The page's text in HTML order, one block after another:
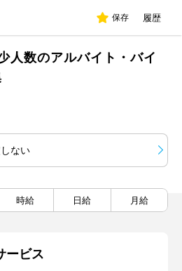
保存 履歴
人数のアルバイト・バイ
ない
時給 日給 月給
ービス